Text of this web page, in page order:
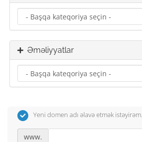
Əməliyyatlar
Yeni domen adı əlavə etmək istəyirəm.
www.